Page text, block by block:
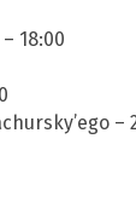
18:00
–